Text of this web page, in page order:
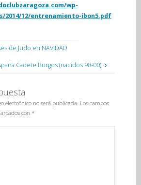
wp-
2014/12/entrenamiento-ibon5.pdf
de Judo en NAVIDAD
Cadete Burgos (nacidos 98-00)
electrónico no será publicada. Los campos
con *